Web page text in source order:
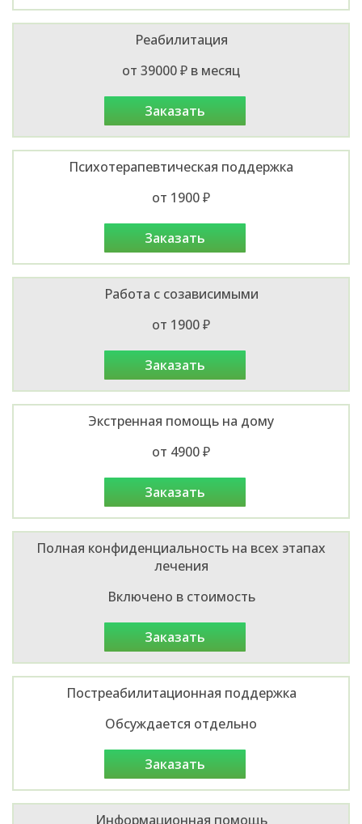
Реабилитация
от 39000 ₽ в месяц
заказать
Психотерапевтическая поддержка
от 1900 ₽
заказать
Работа с созависимыми
от 1900 ₽
заказать
Экстренная помощь на дому
от 4900 ₽
заказать
Полная конфиденциальность на всех этапах
лечения
Включено в стоимость
заказать
Постреабилитационная поддержка
Обсуждается отдельно
заказать
Информационная помощь